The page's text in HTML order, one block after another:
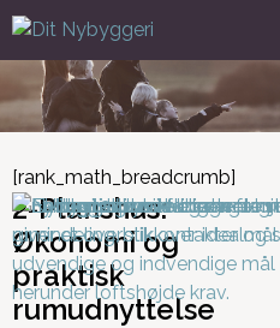
[rank_math_breadcrumb]
2-Planshus:
Økonomi og
praktisk
rumudnyttelse